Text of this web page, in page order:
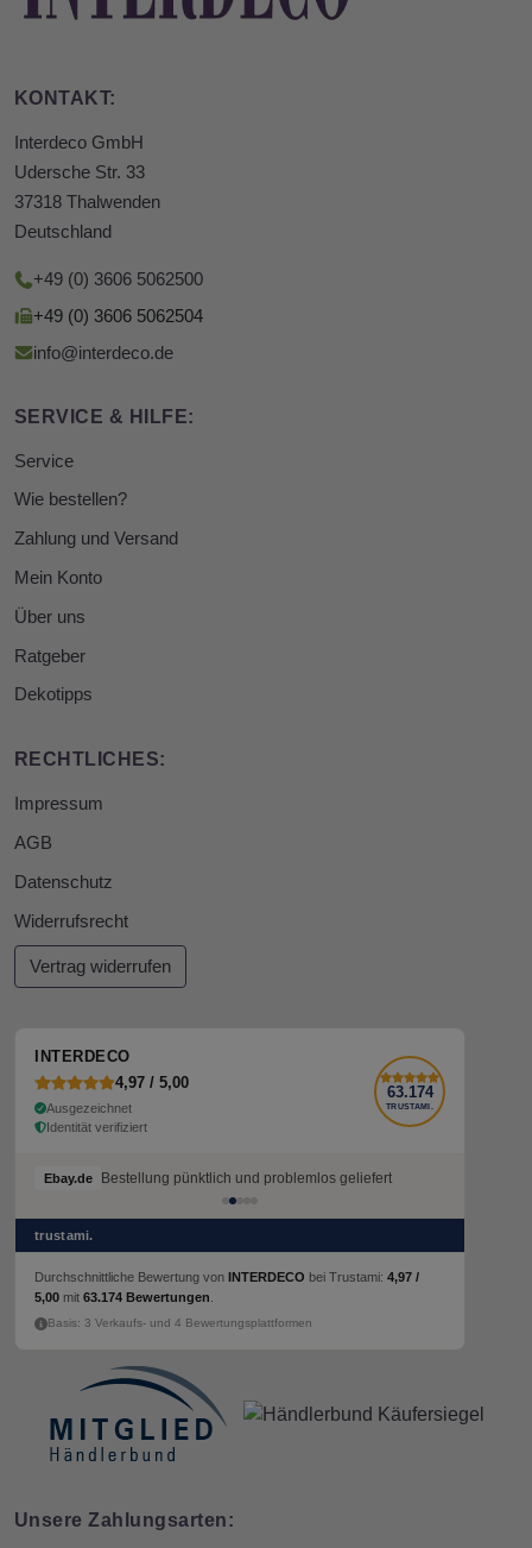
KONTAKT:
Interdeco GmbH
Udersche Str. 33
37318 Thalwenden
Deutschland
+49 (0) 3606 5062500
+49 (0) 3606 5062504
info@interdeco.de
SERVICE & HILFE:
Service
Wie bestellen?
Zahlung und Versand
Mein Konto
Über uns
Ratgeber
Dekotipps
RECHTLICHES:
Impressum
AGB
Datenschutz
Widerrufsrecht
Vertrag widerrufen
INTERDECO
4,97 / 5,00
Ausgezeichnet
Identität verifiziert
63.174
TRUSTAMI.
Ebay.de Bestellung pünktlich und problemlos geliefert
trustami.
Durchschnittliche Bewertung von INTERDECO bei Trustami: 4,97 /
5,00 mit 63.174 Bewertungen
Basis: 3 Verkaufs- und 4 Bewertungsplattformen
Unsere Zahlungsarten: